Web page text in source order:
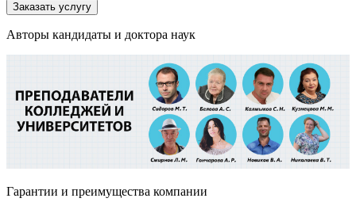
Заказать услугу
Авторы кандидаты и доктора наук
Гарантии и преимущества компании